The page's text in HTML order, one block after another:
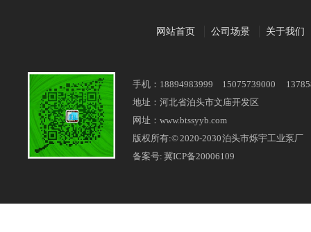
网站首页 公司场景 关于我们
手机：18894983999 15075739000
地址：河北省泊头市文庙开发区
网址：www.btssyyb.com
版权所有:© 2020-2030 泊头市烁宇工业泵厂
备案号: 冀ICP备20006109